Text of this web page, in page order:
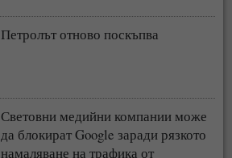
Петролът отново поскъпва
Световни медийни компании може
да блокират Google заради рязкото
намаляване на трафика от